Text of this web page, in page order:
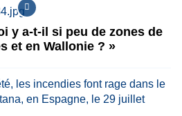
y a-t-il si peu de zones de
et en Wallonie ? »